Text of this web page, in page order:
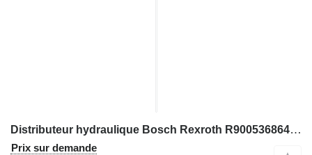
Distributeur hydraulique Bosch Rexroth R900536864 pour excavateur
Prix sur demande